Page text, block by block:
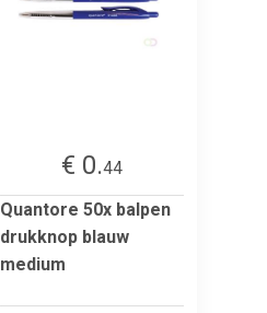
€ 0.44
Quantore 50x balpen
drukknop blauw
medium